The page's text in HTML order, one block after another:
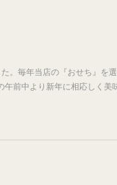
。毎年当店の『おせち』を
前中より新年に相応しく美